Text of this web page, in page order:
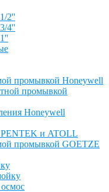
2''
4''
промывкой Honeywell
промывкой
Honeywell
и ATOLL
промывкой GOETZE